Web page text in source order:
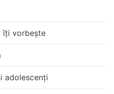
îți vorbește
adolescenți